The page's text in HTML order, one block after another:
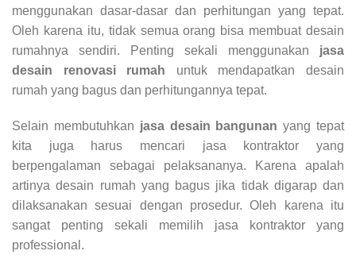
menggunakan dasar-dasar dan perhitungan yang tepat.
Oleh karena itu, tidak semua orang bisa membuat desain
rumahnya sendiri. Penting sekali menggunakan jasa
desain renovasi rumah untuk mendapatkan desain
rumah yang bagus dan perhitungannya tepat.
Selain membutuhkan jasa desain bangunanyang tepat
kita juga harus mencari jasa kontraktor yang
berpengalaman sebagai pelaksananya. Karena apalah
artinya desain rumah yang bagus jika tidak digarap dan
dilaksanakan sesuai dengan prosedur. Oleh karena itu
sangat penting sekali memilih jasa kontraktor yang
professional.